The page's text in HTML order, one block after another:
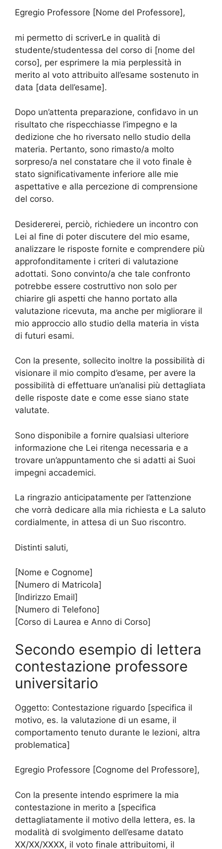
Egregio Professore [Nome del Professore],
mi permetto di scriverLe in qualità di
studente/studentessa del corso di [nome del
corso], per esprimere la mia perplessità in
merito al voto attribuito all’esame sostenuto in
data [data dell’esame].
Dopo un’attenta preparazione, confidavo in un
risultato che rispecchiasse l’impegno e la
dedizione che ho riversato nello studio della
materia. Pertanto, sono rimasto/a molto
sorpreso/a nel constatare che il voto finale è
stato significativamente inferiore alle mie
aspettative e alla percezione di comprensione
del corso.
Desidererei, perciò, richiedere un incontro con
Lei al fine di poter discutere del mio esame,
analizzare le risposte fornite e comprendere più
approfonditamente i criteri di valutazione
adottati. Sono convinto/a che tale confronto
potrebbe essere costruttivo non solo per
chiarire gli aspetti che hanno portato alla
valutazione ricevuta, ma anche per migliorare il
mio approccio allo studio della materia in vista
di futuri esami.
Con la presente, sollecito inoltre la possibilità di
visionare il mio compito d’esame, per avere la
possibilità di effettuare un’analisi più dettagliata
delle risposte date e come esse siano state
valutate.
Sono disponibile a fornire qualsiasi ulteriore
informazione che Lei ritenga necessaria e a
trovare un’appuntamento che si adatti ai Suoi
impegni accademici.
La ringrazio anticipatamente per l’attenzione
che vorrà dedicare alla mia richiesta e La saluto
cordialmente, in attesa di un Suo riscontro.
Distinti saluti,
[Nome e Cognome]
[Numero di Matricola]
[Indirizzo Email]
[Numero di Telefono]
[Corso di Laurea e Anno di Corso]
Secondo esempio di lettera
contestazione professore
universitario
Oggetto: Contestazione riguardo [specifica il
motivo, es. la valutazione di un esame, il
comportamento tenuto durante le lezioni, altra
problematica]
Egregio Professore [Cognome del Professore],
Con la presente intendo esprimere la mia
contestazione in merito a [specifica
dettagliatamente il motivo della lettera, es. la
modalità di svolgimento dell’esame datato
XX/XX/XXXX, il voto finale attribuitomi, il